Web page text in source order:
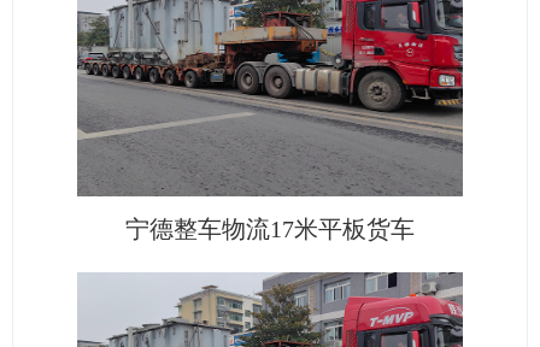
宁德整车物流17米平板货车